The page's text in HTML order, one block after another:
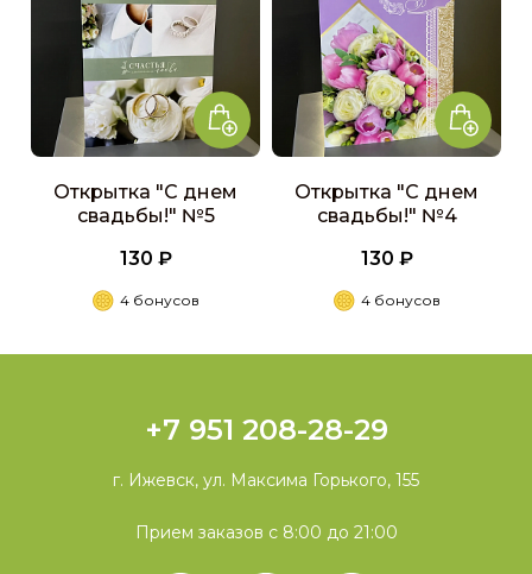
Открытка "С днем
свадьбы!" №5
130 ₽
4 бонусов
Открытка "С днем
свадьбы!" №4
130 ₽
4 бонусов
+7 951 208-28-29
г. Ижевск, ул. Максима Горького, 155
Прием заказов с 8:00 до 21:00